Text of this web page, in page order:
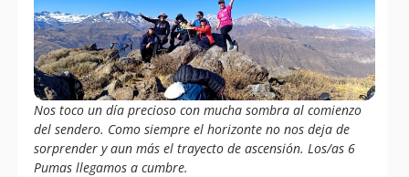
Nos toco un día precioso con mucha sombra al comienzo
del sendero. Como siempre el horizonte no nos deja de
sorprender y aun más el trayecto de ascensión. Los/as 6
Pumas llegamos a cumbre.